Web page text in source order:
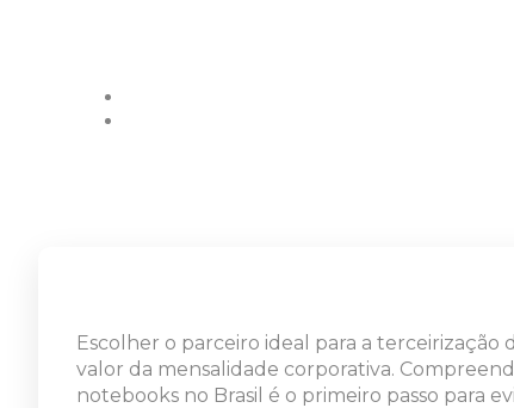
Escolher o parceiro ideal para a
valor da mensalidade corporativa.
notebooks no Brasil é o primeiro passo para